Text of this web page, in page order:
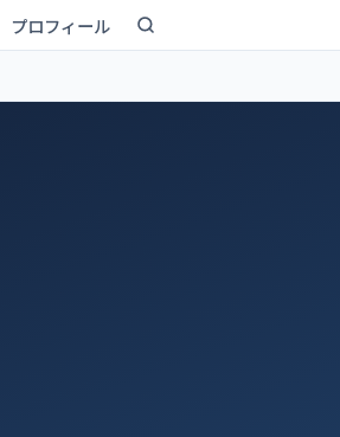
プロフィール